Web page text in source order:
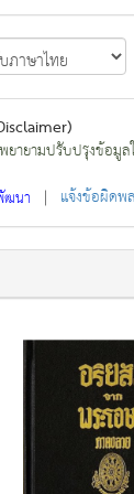
ายามปรับปรุงข้อ
ฒนา | แจ้งข้อผิดพ